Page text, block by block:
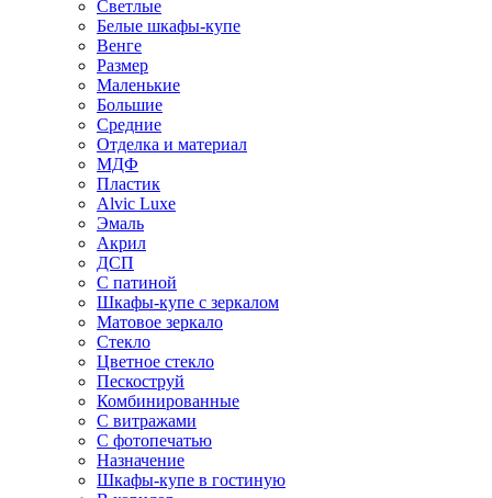
Светлые
Белые шкафы-купе
Венге
Размер
Маленькие
Большие
Средние
Отделка и материал
МДФ
Пластик
Alvic Luxe
Эмаль
Акрил
ДСП
С патиной
Шкафы-купе с зеркалом
Матовое зеркало
Стекло
Цветное стекло
Пескоструй
Комбинированные
С витражами
С фотопечатью
Назначение
Шкафы-купе в гостиную